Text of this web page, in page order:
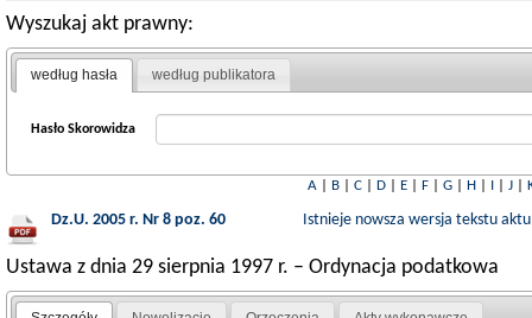
Wyszukaj akt prawny:
według hasła według publikatora
Hasło Skorowidza
A| B| C| D| E| F| G| H| I| J|
Dz.U. 2005 r. Nr 8 poz. 60 Istnieje nowsza wersja tekstu aktu
Ustawa z dnia 29 sierpnia 1997 r. – Ordynacja podatkowa